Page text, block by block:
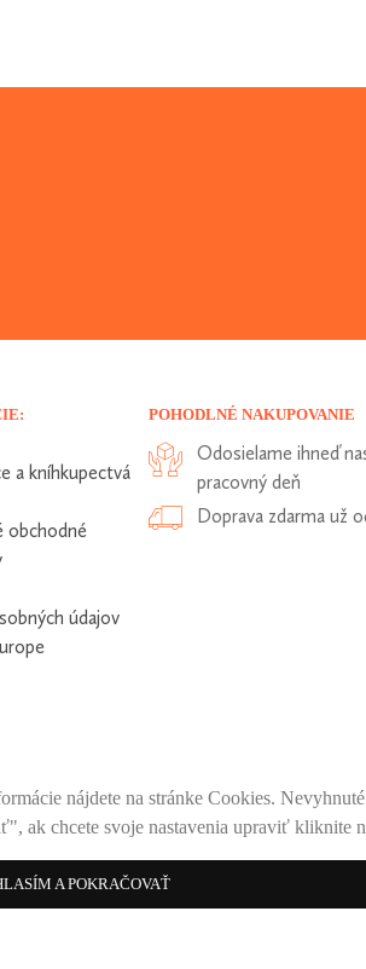
a kníhkupectvá
obchodné
údajov
POHODLNÉ NAKUPOVANIE
Odosielame ihneď
pracovný deň
Doprava zdarma už
nájdete na stránke Cookies.
ak chcete svoje nastavenia upraviť kliknite
A POKRAČOVAŤ